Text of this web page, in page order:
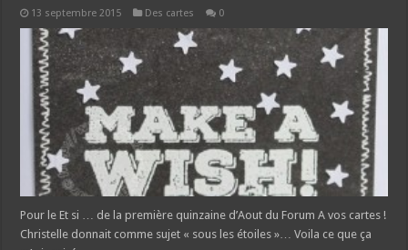
13 septembre 2015 Des cartes 0
Pour le Et si … de la première quinzaine d’Aout du Forum A vos cartes !
Christelle donnait comme sujet « sous les étoiles »… Voila ce que ça